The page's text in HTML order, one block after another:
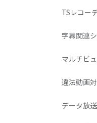
TSレコー
字幕関連
マルチビ
違法動画
データ放